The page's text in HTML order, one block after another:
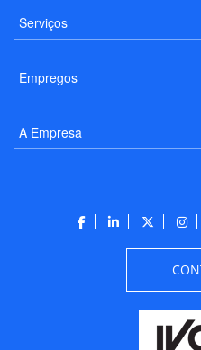
Serviços
Empregos
A Empresa